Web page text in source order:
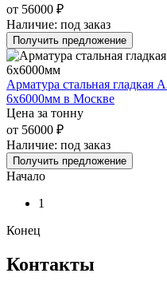
от 56000 ₽
Наличие: под заказ
Получить предложение
Арматура стальная
6х6000мм в Москве
Цена за тонну
от 56000 ₽
Наличие: под заказ
Получить предложение
Начало
1
Конец
Контакты